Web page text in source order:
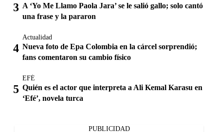
A ‘Yo Me Llamo Paola Jara’ se le salió gallo; solo cantó
una frase y la pararon
Actualidad
Nueva foto de Epa Colombia en la cárcel sorprendió;
fans comentaron su cambio físico
EFÉ
Quién es el actor que interpreta a Ali Kemal Karasu en
‘Efé’, novela turca
PUBLICIDAD